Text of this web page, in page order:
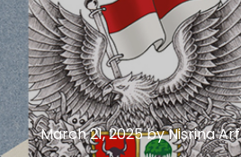
March 21, 2025byNisrina